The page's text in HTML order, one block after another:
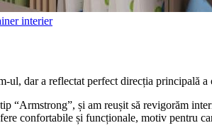
ul, dar a reflectat perfect direcția principală
“Armstrong”, și am reușit să revigorăm
confortabile și funcționale, motiv pentru